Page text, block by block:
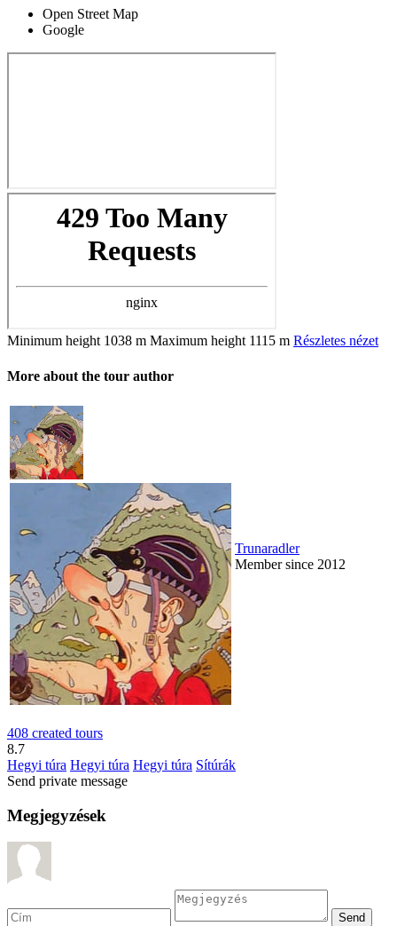
Open Street Map
Google
Minimum height 1038 m Maximum height 1115 m Részletes nézet
More about the tour author
Trunaradler
Member since 2012
408 created tours
8.7
Hegyi túra Hegyi túra Hegyi túra Sítúrák
Send private message
Megjegyzések